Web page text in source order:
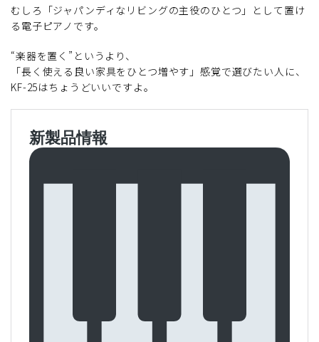
むしろ「ジャパンディなリビングの主役のひとつ」として置け
る電子ピアノです。
“楽器を置く”というより、
「長く使える良い家具をひとつ増やす」感覚で選びたい人に、
KF-25はちょうどいいですよ。